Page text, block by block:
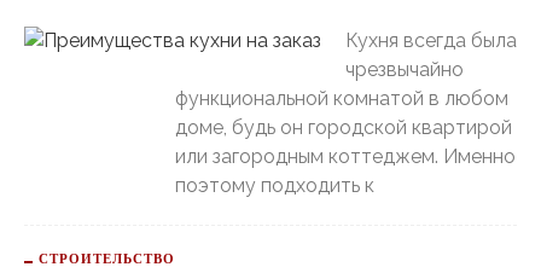
Кухня всегда была
чрезвычайно
функциональной комнатой в любом
доме, будь он городской квартирой
или загородным коттеджем. Именно
поэтому подходить к
СТРОИТЕЛЬСТВО